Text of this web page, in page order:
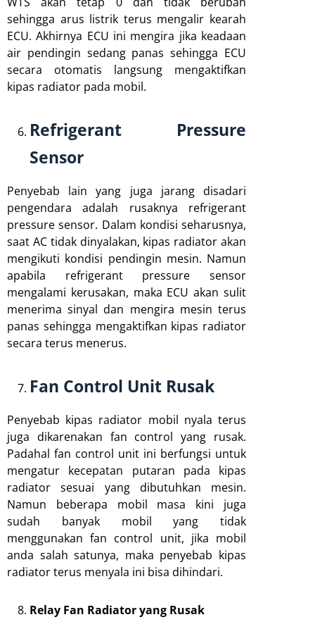
sehingga arus listrik terus mengalir kearah
ECU. Akhirnya ECU ini mengira jika keadaan
air pendingin sedang panas sehingga ECU
secara otomatis langsung mengaktifkan
kipas radiator pada mobil.
Refrigerant Pressure
Sensor
Penyebab lain yang juga jarang disadari
pengendara adalah rusaknya refrigerant
pressure sensor. Dalam kondisi seharusnya,
saat AC tidak dinyalakan, kipas radiator akan
mengikuti kondisi pendingin mesin. Namun
apabila refrigerant pressure sensor
mengalami kerusakan, maka ECU akan sulit
menerima sinyal dan mengira mesin terus
panas sehingga mengaktifkan kipas radiator
secara terus menerus.
Fan Control Unit Rusak
Penyebab kipas radiator mobil nyala terus
juga dikarenakan fan control yang rusak.
Padahal fan control unit ini berfungsi untuk
mengatur kecepatan putaran pada kipas
radiator sesuai yang dibutuhkan mesin.
Namun beberapa mobil masa kini juga
sudah banyak mobil yang tidak
menggunakan fan control unit, jika mobil
anda salah satunya, maka penyebab kipas
radiator terus menyala ini bisa dihindari.
Relay Fan Radiator yang Rusak